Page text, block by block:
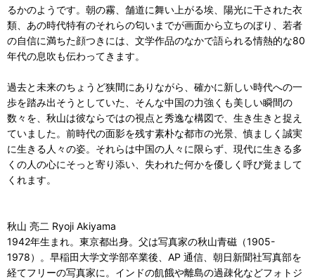
るかのようです。朝の霧、舗道に舞い上がる埃、陽光に⼲された⾐
類、あの時代特有のそれらの匂いまでが画⾯から⽴ちのぼり、若者
の⾃信に満ちた顔つきには、⽂学作品のなかで語られる情熱的な80
年代の息吹も伝わってきます。
過去と未来のちょうど狭間にありながら、確かに新しい時代への⼀
歩を踏み出そうとしていた、そんな中国の⼒強くも美しい瞬間の
数々を、秋⼭は彼ならではの視点と秀逸な構図で、⽣き⽣きと捉え
ていました。前時代の⾯影を残す素朴な都市の光景、慎ましく誠実
に⽣きる⼈々の姿。それらは中国の⼈々に限らず、現代に⽣きる多
くの⼈の⼼にそっと寄り添い、失われた何かを優しく呼び覚まして
くれます。
秋山 亮二 Ryoji Akiyama
1942年⽣まれ。東京都出⾝。⽗は写真家の秋⼭⻘磁（1905-
1978）。早稲⽥⼤学⽂学部卒業後、AP 通信、朝⽇新聞社写真部を
経てフリーの写真家に。インドの飢餓や離島の過疎化などフォトジ